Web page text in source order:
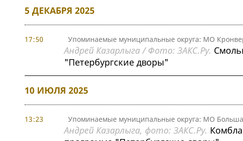
5 ДЕКАБРЯ 2025
17:50 Упоминаемые муниципальные округа: МО
Андрей Казарлыга / Фото: ЗАКС.Ру.
"Петербургские дворы"
10 ИЮЛЯ 2025
13:23 Упоминаемые муниципальные округа: МО
Андрей Казарлыга, фото: ЗАКС.Ру.